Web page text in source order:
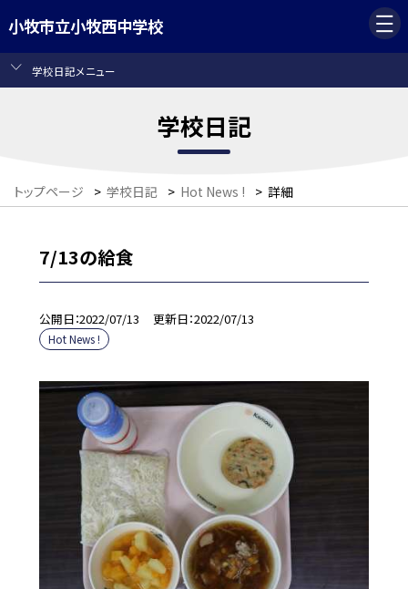
小牧市立小牧西中学校
学校日記メニュー
学校日記
トップページ > 学校日記 > Hot News ! > 詳細
7/13の給食
公開日 2022/07/13 更新日 2022/07/13
Hot News !